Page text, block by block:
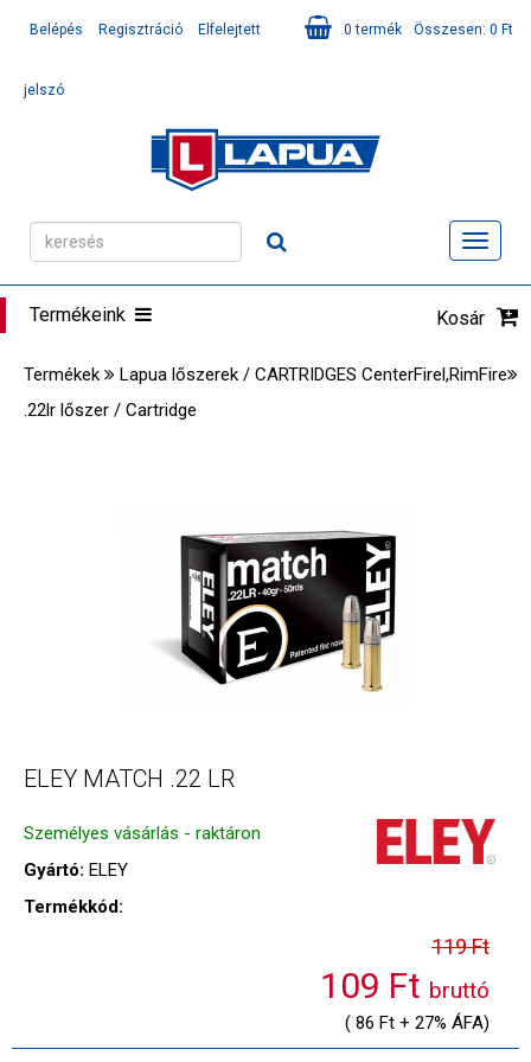
Összesen: 0 Ft
0 termék
Belépés Regisztráció Elfelejtett
jelszó
Termékeink Kosár
Termékek
Lapua lőszerek / CARTRIDGES CenterFirel,RimFire
.22lr lőszer / Cartridge
ELEY MATCH .22 LR
Személyes vásárlás - raktáron
Gyártó: ELEY
Termékkód:
119 Ft
109 Ft bruttó
( 86 Ft + 27% ÁFA)